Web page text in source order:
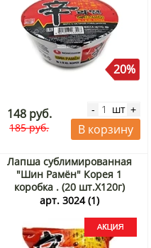
20%
148 руб.
185 руб.
- шт +
В корзину
Лапша сублимированная
"Шин Рамён" Корея 1
коробка . (20 шт.Х120г)
Акция
арт. 3024 (1)